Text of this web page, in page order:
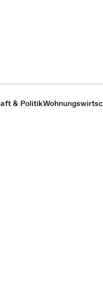
& Politik